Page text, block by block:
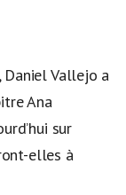
Vallejo a
Ana
sur
elles à